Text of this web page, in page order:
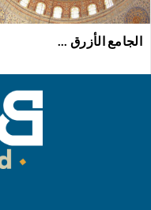
الجامع الأزرق ...